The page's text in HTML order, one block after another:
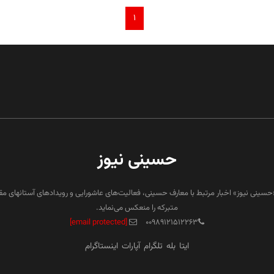
۱
حسینی نیوز
نیوز» اخبار مرتبط با معارف حسینی، فعالیت‌های عاشورایی و رویدادهای
متبرکه را منعکس می‌نماید.
۰۰۹۸۹۱۲۱۵۱۲۲۶۳
[email protected]
ایتا بله تلگرام آپارات اینستاگرام